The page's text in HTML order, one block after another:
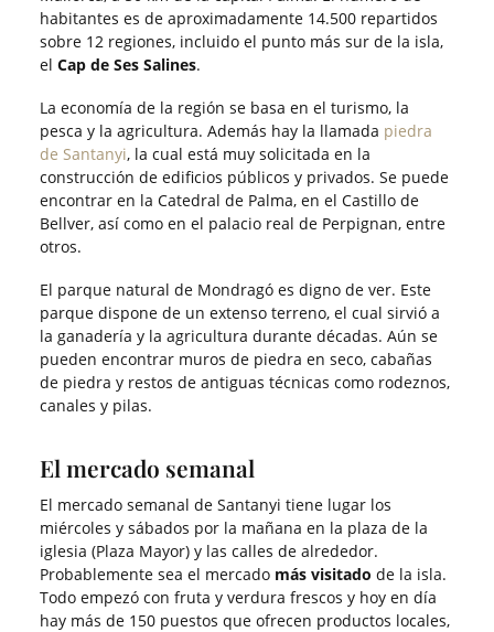
habitantes es de aproximadamente 14.500 repartidos
sobre 12 regiones, incluido el punto más sur de la isla,
el Cap de Ses Salines.
La economía de la región se basa en el turismo, la
pesca y la agricultura. Además hay la llamada piedra
de Santanyi, la cual está muy solicitada en la
construcción de edificios públicos y privados. Se puede
encontrar en la Catedral de Palma, en el Castillo de
Bellver, así como en el palacio real de Perpignan, entre
otros.
El parque natural de Mondragó es digno de ver. Este
parque dispone de un extenso terreno, el cual sirvió a
la ganadería y la agricultura durante décadas. Aún se
pueden encontrar muros de piedra en seco, cabañas
de piedra y restos de antiguas técnicas como rodeznos,
canales y pilas.
El mercado semanal
El mercado semanal de Santanyi tiene lugar los
miércoles y sábados por la mañana en la plaza de la
iglesia (Plaza Mayor) y las calles de alrededor.
Probablemente sea el mercado más visitado de la isla.
Todo empezó con fruta y verdura frescos y hoy en día
hay más de 150 puestos que ofrecen productos locales,